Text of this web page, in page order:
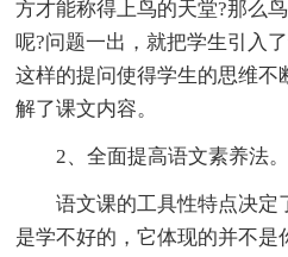
方才能称得上鸟的天堂?那么
呢?问题一出，就把学生引入
这样的提问使得学生的思维不
解了课文内容。
2、全面提高语文素养法。
语文课的工具性特点决定
是学不好的，它体现的并不是